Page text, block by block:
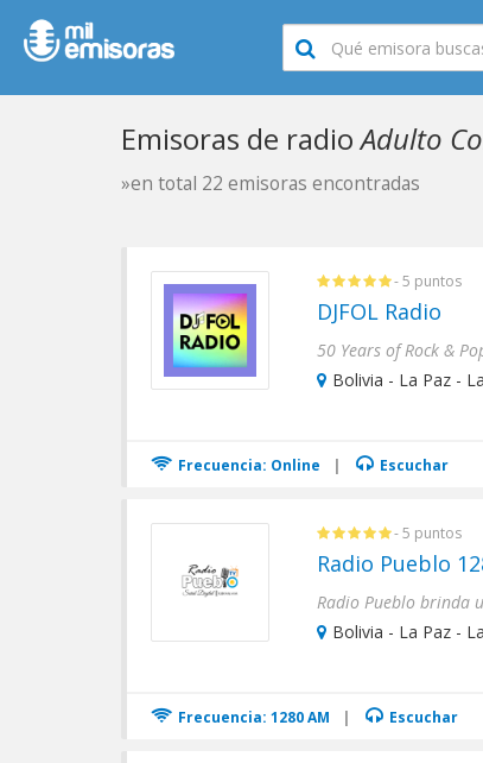
Emisoras de radioAdulto
»en total 22 emisoras encontradas
- 5 puntos
DJFOL Radio
Bolivia - La Paz -
Frecuencia: Online | Escuchar
- 5 puntos
Radio Pueblo
Bolivia - La Paz -
Frecuencia: 1280 AM | Escuchar